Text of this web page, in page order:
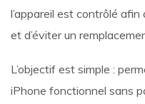
l’appareil est contrôlé
et d’éviter un
L’objectif est simple :
iPhone fonctionnel sans